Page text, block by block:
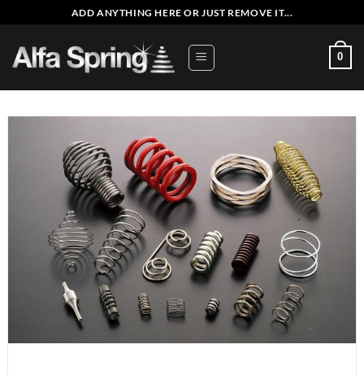
al
contenido
ADD ANYTHING HERE OR JUST REMOVE IT...
0